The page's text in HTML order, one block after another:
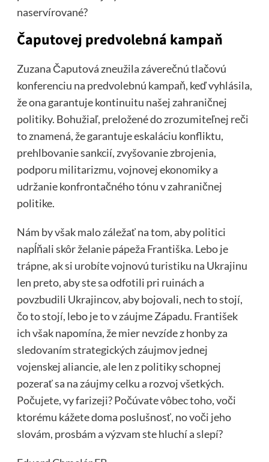
naservírované?
Čaputovej predvolebná kampaň
Zuzana Čaputová zneužila záverečnú tlačovú
konferenciu na predvolebnú kampaň, keď vyhlásila,
že ona garantuje kontinuitu našej zahraničnej
politiky. Bohužiaľ, preložené do zrozumiteľnej reči
to znamená, že garantuje eskaláciu konfliktu,
prehlbovanie sankcií, zvyšovanie zbrojenia,
podporu militarizmu, vojnovej ekonomiky a
udržanie konfrontačného tónu v zahraničnej
politike.
Nám by však malo záležať na tom, aby politici
napĺňali skôr želanie pápeža Františka. Lebo je
trápne, ak si urobíte vojnovú turistiku na Ukrajinu
len preto, aby ste sa odfotili pri ruinách a
povzbudili Ukrajincov, aby bojovali, nech to stojí,
čo to stojí, lebo je to v záujme Západu. František
ich však napomína, že mier nevzíde z honby za
sledovaním strategických záujmov jednej
vojenskej aliancie, ale len z politiky schopnej
pozerať sa na záujmy celku a rozvoj všetkých.
Počujete, vy farizeji? Počúvate vôbec toho, voči
ktorému kážete doma poslušnosť, no voči jeho
slovám, prosbám a výzvam ste hluchí a slepí?